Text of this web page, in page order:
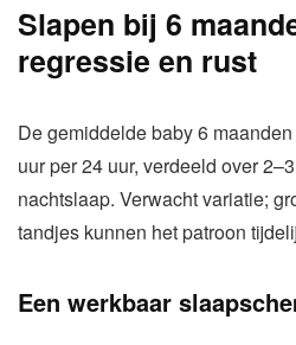
Slapen bij 6
regressie en rust
De gemiddelde baby 6
uur per 24 uur, verdeeld over
nachtslaap. Verwacht variatie;
tandjes kunnen het patroon
Een werkbaar